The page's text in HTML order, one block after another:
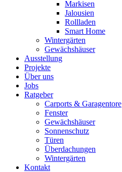
Markisen
Jalousien
Rollladen
Smart Home
Wintergärten
Gewächshäuser
Ausstellung
Projekte
Über uns
Jobs
Ratgeber
Carports & Garagentore
Fenster
Gewächshäuser
Sonnenschutz
Türen
Überdachungen
Wintergärten
Kontakt